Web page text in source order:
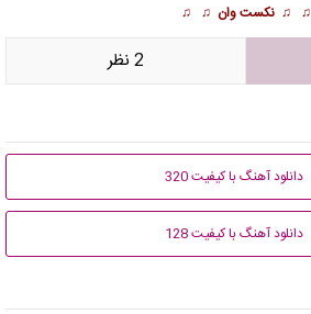
♫ ♫ نکست وان ♫ ♫
2 نظر
دانلود آهنگ با کیفیت 320
دانلود آهنگ با کیفیت 128